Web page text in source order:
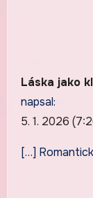
Láska jako
napsal:
5. 1. 2026
[…]